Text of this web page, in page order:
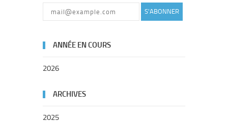
S'ABONNER
ANNÉE EN COURS
2026
ARCHIVES
2025